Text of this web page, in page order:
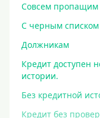
Совсем пропащим
С черным списком
Должникам
Кредит доступен
истории.
Без кредитной
Кредит без